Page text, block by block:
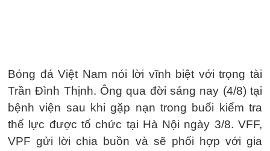
Bóng đá Việt Nam nói lời vĩnh biệt với trọng tài
Trần Đình Thịnh. Ông qua đời sáng nay (4/8) tại
bệnh viện sau khi gặp nạn trong buổi kiểm tra
thể lực được tổ chức tại Hà Nội ngày 3/8. VFF,
VPF gửi lời chia buồn và sẽ phối hợp với gia